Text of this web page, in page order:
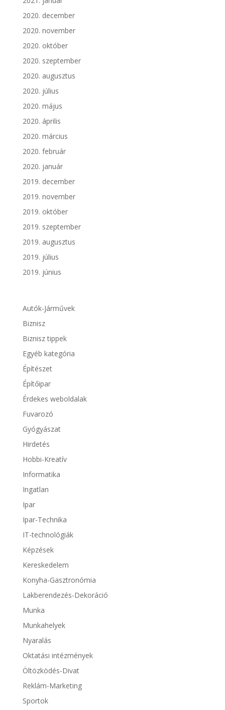
2020. december
2020. november
2020. október
2020. szeptember
2020. augusztus
2020. július
2020. május
2020. április
2020. március
2020. február
2020. január
2019. december
2019. november
2019. október
2019. szeptember
2019. augusztus
2019. július
2019. június
Autók-Járművek
Biznisz
Biznisz tippek
Egyéb kategória
Építészet
Építőipar
Érdekes weboldalak
Fuvarozó
Gyógyászat
Hirdetés
Hobbi-Kreatív
Informatika
Ingatlan
Ipar
Ipar-Technika
IT-technológiák
Képzések
Kereskedelem
Konyha-Gasztronómia
Lakberendezés-Dekoráció
Munka
Munkahelyek
Nyaralás
Oktatási intézmények
Öltözködés-Divat
Reklám-Marketing
Sportok